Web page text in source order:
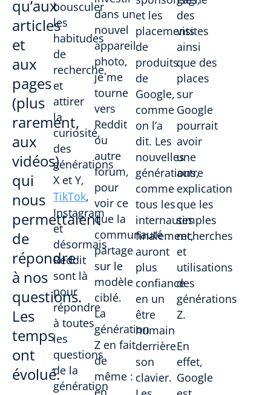
qu’aux
articles
et
aux
pages
(plus
rarement,
aux
vidéos)
qui
nous
permettaient
de
répondre
à nos
questions.
Les
temps
ont
évolué.
bousculer
les
habitudes
de
recherche,
et
attirer
la
curiosité,
des
générations
X et Y,
TikTok,
Instagram
et
désormais
Reddit
sont là
pour
répondre
à toutes
les
questions
de la
génération
dans un
nouvel
appareil
photo,
je me
tourne
vers
Reddit
ou
autre
forum,
pour
voir ce
que la
communauté
partage
sur le
modèle
ciblé.
La
génération
Z en fait
de
même :
en
et les
placements
de
produits
de
Google,
comme
on l’a
dit. Les
nouvelles
générations,
comme
tous les
internautes
finalement,
auront
plus
confiance
en un
être
humain
derrière
son
clavier.
des
visites
ainsi
que des
places
sur
Google
pourrait
avoir
une
autre
explication
que les
simples
recherches
et
utilisations
des
générations
Z.
En
effet,
Google